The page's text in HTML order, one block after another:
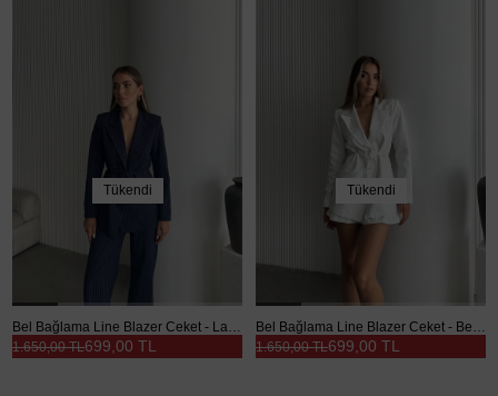
Tükendi
Bel Bağlama Line Blazer Ceket - Lacivert
699,00 TL
1.650,00 TL
Tükendi
Bel Bağlama Line Blazer Ceket - Beyaz
699,00 TL
1.650,00 TL